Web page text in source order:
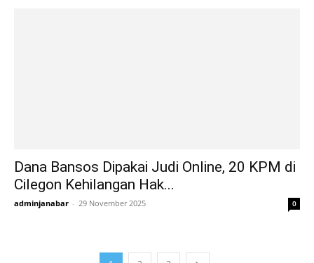
Dana Bansos Dipakai Judi Online, 20 KPM di
Cilegon Kehilangan Hak...
adminjanabar - 29 November 2025 0